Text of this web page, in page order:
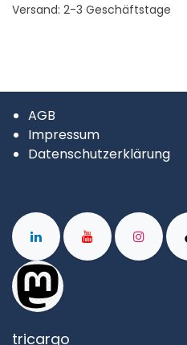
Versand: 2-3 Geschäftstage
AGB
Impressum
Datenschutzerklärung
tricargo